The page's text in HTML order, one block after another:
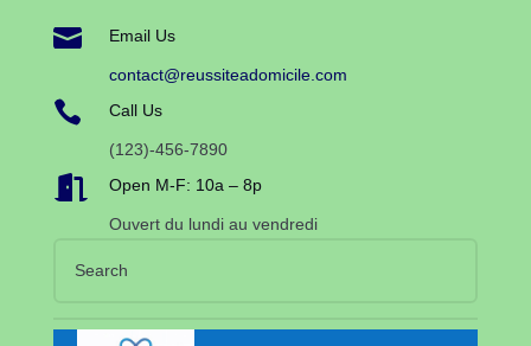
 Email Us
contact@reussiteadomicile.com
 Call Us
(123)-456-7890
 Open M-F: 10a – 8p
Ouvert du lundi au vendredi